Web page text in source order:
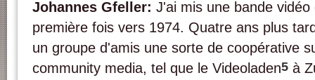
Johannes Gfeller: J'ai mis une bande
première fois vers 1974. Quatre ans plus
un groupe d'amis une sorte de coopérative
community media, tel que le Videoladen5 à